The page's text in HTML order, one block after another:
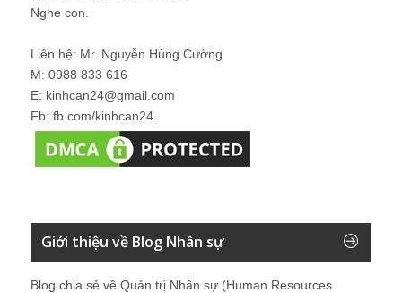
Nghe con.
Liên hệ: Mr. Nguyễn Hùng Cường
M: 0988 833 616
E: kinhcan24@gmail.com
Fb: fb.com/kinhcan24
Giới thiệu về Blog Nhân sự
Blog chia sẻ về Quản trị Nhân sự (Human Resources